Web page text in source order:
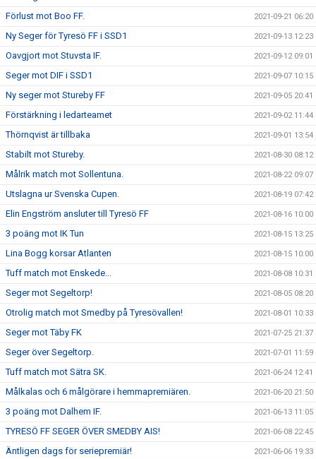
Förlust mot Boo FF. 2021-09-21 06:20
Ny Seger för Tyresö FF i SSD1 2021-09-13 12:23
Oavgjort mot Stuvsta IF. 2021-09-12 09:01
Seger mot DIF i SSD1 2021-09-07 10:15
Ny seger mot Stureby FF 2021-09-05 20:41
Förstärkning i ledarteamet 2021-09-02 11:44
Thörnqvist är tillbaka 2021-09-01 13:54
Stabilt mot Stureby. 2021-08-30 08:12
Målrik match mot Sollentuna. 2021-08-22 09:07
Utslagna ur Svenska Cupen. 2021-08-19 07:42
Elin Engström ansluter till Tyresö FF 2021-08-16 10:00
3 poäng mot IK Tun 2021-08-15 13:25
Lina Bogg korsar Atlanten 2021-08-15 10:00
Tuff match mot Enskede... 2021-08-08 10:31
Seger mot Segeltorp! 2021-08-05 08:20
Otrolig match mot Smedby på Tyresövallen! 2021-08-01 10:33
Seger mot Täby FK 2021-07-25 21:37
Seger över Segeltorp. 2021-07-01 11:59
Tuff match mot Sätra SK. 2021-06-24 12:41
Målkalas och 6 målgörare i hemmapremiären. 2021-06-20 21:50
3 poäng mot Dalhem IF. 2021-06-13 11:05
TYRESÖ FF SEGER ÖVER SMEDBY AIS! 2021-06-08 22:45
Äntligen dags för seriepremiär! 2021-06-06 19:33